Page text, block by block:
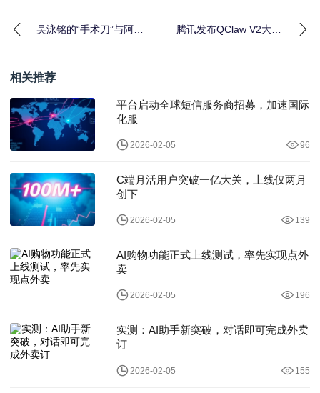
吴泳铭的“手术刀”与阿里
腾讯发布QClaw V2大版
相关推荐
平台启动全球短信服务商招募，加速国际
化服
2026-02-05 96
C端月活用户突破一亿大关，上线仅两月
创下
2026-02-05 139
AI购物功能正式上线测试，率先实现点外
卖
2026-02-05 196
实测：AI助手新突破，对话即可完成外卖
订
2026-02-05 155